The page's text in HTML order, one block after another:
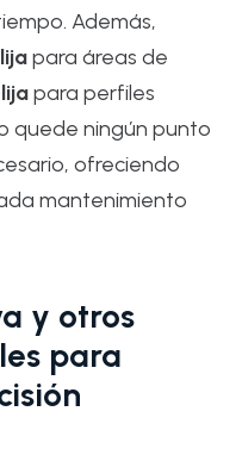
Además,
para áreas de
para perfiles
quede ningún punto
ofreciendo
mantenimiento
y otros
para